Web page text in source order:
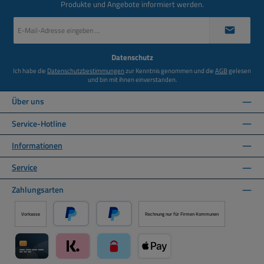
Produkte und Angebote informiert werden.
Mail-
Datenschutz
Ich habe die Datenschutzbestimmungenzur Kenntnis genommen und dieAGBgelesen
und bin mit ihnen einverstanden.
Über uns
Service-Hotline
Informationen
Service
Zahlungsarten
Vorkasse
PayPal Später Bezahlen über PayPal
Rechnung nur für Firmen Kommunen